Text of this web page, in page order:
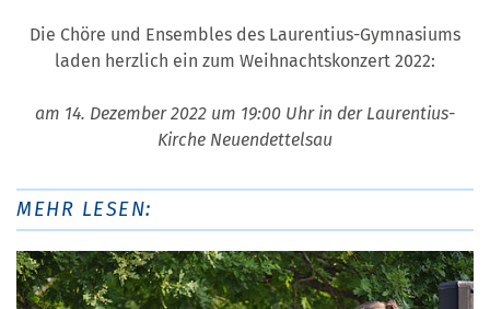
Die Chöre und Ensembles des Laurentius-Gymnasiums
laden herzlich ein zum Weihnachtskonzert 2022:
am 14. Dezember 2022 um 19:00 Uhr in der Laurentius-
Kirche Neuendettelsau
MEHR LESEN: